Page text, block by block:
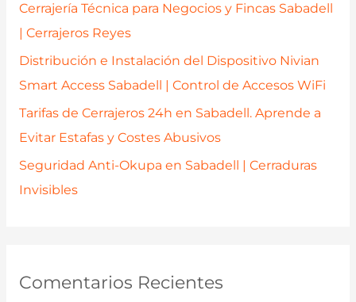
:
Cerrajería Técnica para Negocios y Fincas Sabadell
| Cerrajeros Reyes
Distribución e Instalación del Dispositivo Nivian
Smart Access Sabadell | Control de Accesos WiFi
Tarifas de Cerrajeros 24h en Sabadell. Aprende a
Evitar Estafas y Costes Abusivos
Seguridad Anti-Okupa en Sabadell | Cerraduras
Invisibles
Comentarios Recientes